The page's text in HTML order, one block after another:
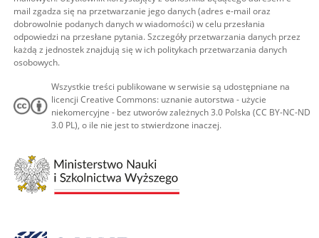
mail zgadza się na przetwarzanie jego danych (adres e-mail oraz
dobrowolnie podanych danych w wiadomości) w celu przesłania
odpowiedzi na przesłane pytania. Szczegóły przetwarzania danych przez
każdą z jednostek znajdują się w ich politykach przetwarzania danych
osobowych.
Wszystkie treści publikowane w serwisie są udostępniane na
licencji Creative Commons: uznanie autorstwa - użycie
niekomercyjne - bez utworów zależnych 3.0 Polska (CC BY-NC-ND
3.0 PL), o ile nie jest to stwierdzone inaczej.